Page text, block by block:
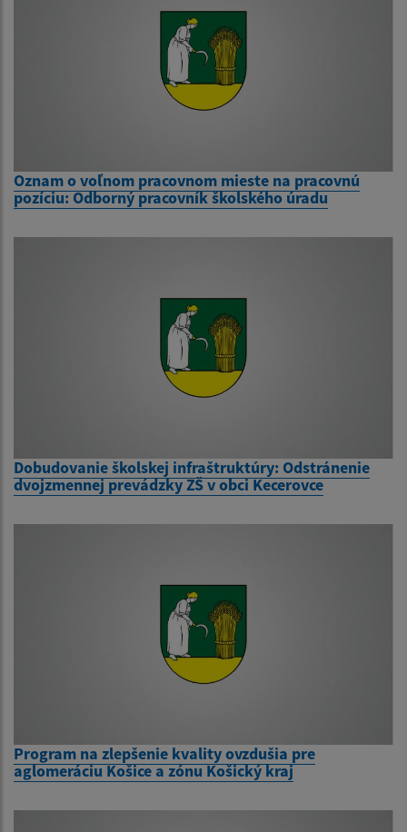
Oznam o voľnom pracovnom mieste na pracovnú
pozíciu: Odborný pracovník školského úradu
Dobudovanie školskej infraštruktúry: Odstránenie
dvojzmennej prevádzky ZŠ v obci Kecerovce
Program na zlepšenie kvality ovzdušia pre
aglomeráciu Košice a zónu Košický kraj